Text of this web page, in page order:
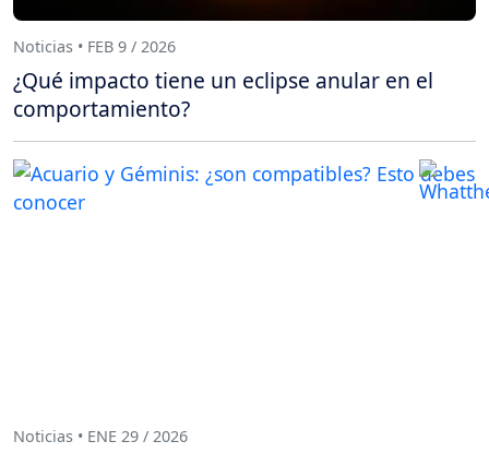
Noticias • FEB 9 / 2026
¿Qué impacto tiene un eclipse anular en el
comportamiento?
Noticias • ENE 29 / 2026